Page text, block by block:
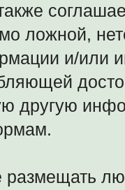
ложной,
и/или
другую
размещать